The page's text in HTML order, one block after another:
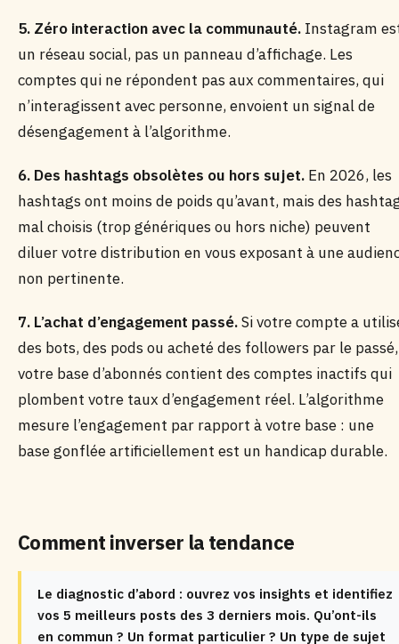
5. Zéro interaction avec la communauté. Instagram
un réseau social, pas un panneau d’affichage. Les
comptes qui ne répondent pas aux commentaires, qui
n’interagissent avec personne, envoient un signal de
désengagement à l’algorithme.
6. Des hashtags obsolètes ou hors sujet. En 2026, les
hashtags ont moins de poids qu’avant, mais des
mal choisis (trop génériques ou hors niche) peuvent
diluer votre distribution en vous exposant à une
non pertinente.
7. L’achat d’engagement passé.Si votre compte a
des bots, des pods ou acheté des followers par le passé,
votre base d’abonnés contient des comptes inactifs qui
plombent votre taux d’engagement réel. L’algorithme
mesure l’engagement par rapport à votre base : une
base gonflée artificiellement est un handicap durable.
Comment inverser la tendance
Le diagnostic d’abord : ouvrez vos insights et identifiez
vos 5 meilleurs posts des 3 derniers mois. Qu’ont-ils
en commun ? Un format particulier ? Un type de sujet